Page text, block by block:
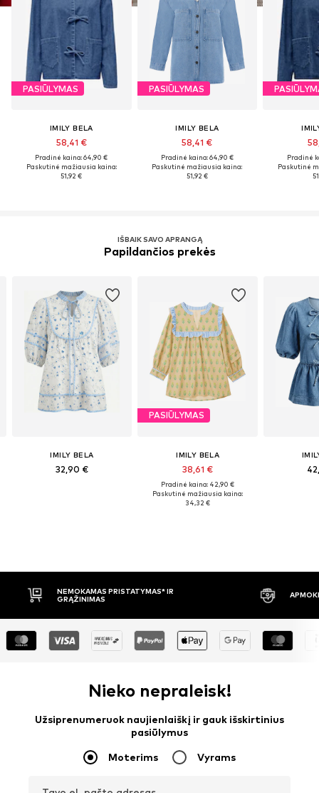
PASIŪLYMAS
IMILY BELA
58,41 €
Pradinė kaina: 64,90 €
Paskutinė mažiausia kaina:
51,92 €
PASIŪLYMAS
IMILY BELA
58,41 €
Pradinė kaina: 64,90 €
Paskutinė mažiausia kaina:
51,92 €
Pradinė
Paskutinė
IŠBAIK SAVO APRANGĄ
Papildančios prekės
IMILY BELA
32,90 €
PASIŪLYMAS
IMILY BELA
38,61 €
Pradinė kaina: 42,90 €
Paskutinė mažiausia kaina:
34,32 €
APMOKĖJIMAS PRISTAČIUS 30 DIENŲ
Nieko nepraleisk!
Užsiprenumeruok naujienlaiškį ir gauk išskirtinius
pasiūlymus
Moterims Vyrams